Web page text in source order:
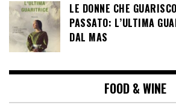
LE DONNE CHE
PASSATO: L’ULTIMA
DAL MAS
FOOD & WINE